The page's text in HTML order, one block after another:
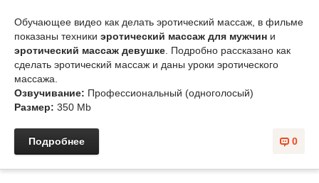
Обучающее видео как делать эротический массаж, в фильме
показаны техники эротический массаж для мужчин и
эротический массаж девушке . Подробно рассказано как
сделать эротический массаж и даны уроки эротического
массажа.
Озвучивание: Профессиональный (одноголосый)
Размер: 350 Mb
0
Подробнее